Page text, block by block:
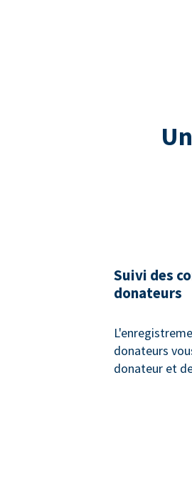
Suivi des
donateurs
donateurs
donateur et